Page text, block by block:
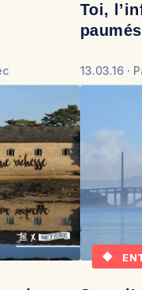
Toi,
paumés
13.03.16